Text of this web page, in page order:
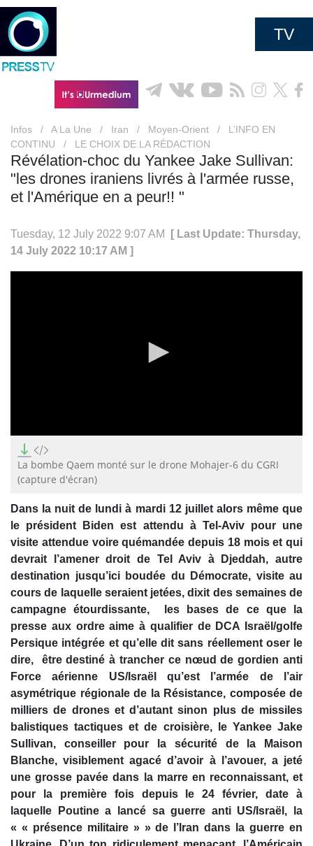
TV
Infos / A La Une / Iran / Moyen-Orient /
L’INFO EN
CONTINU
/ LE CHOIX DE LA RÉDACTION
Révélation-choc du Yankee Jake Sullivan:
"les drones iraniens livrés à l'armée russe,
et l'Amérique en a peur!! "
Tuesday, 12 July 2022 9:07 AM
[ Last Update: Thursday,
14 July 2022 10:17 AM ]
seconds
of
minute,
seconds
La bombe Qaem monté sur le drone Mohajer-6 du CGRI
(capture d'écran)
Dans la nuit de lundi à mardi 12 juillet alors même que
le président Biden est attendu à Tel-Aviv pour une
visite attendue voire quémandée depuis 18 mois et qui
devrait l’amener droit de Tel Aviv à Djeddah, autre
destination jusqu’ici boudée du Démocrate, visite au
cours de laquelle seraient jetées, dixit des semaines de
campagne étourdissante, les bases de ce que la
presse aux ordre aime à qualifier de DCA Israël/golfe
Persique intégrée et qu’elle dit sans réellement oser le
dire, être destiné à trancher ce nœud de gordien anti
Force aérienne US/Israël qu’est l’armée de l’air
asymétrique régionale de la Résistance, composée de
milliers de drones et d’autant sinon plus de missiles
balistiques tactiques et de croisière, le Yankee Jake
Sullivan, conseiller pour la sécurité de la Maison
Blanche, visiblement agacé d’avoir à l’avouer, a jeté
une grosse pavée dans la marre en reconnaissant, et
pour la première fois depuis le 24 février, date à
laquelle Poutine a lancé sa guerre anti US/Israël, la
« « présence militaire » » de l’Iran dans la guerre en